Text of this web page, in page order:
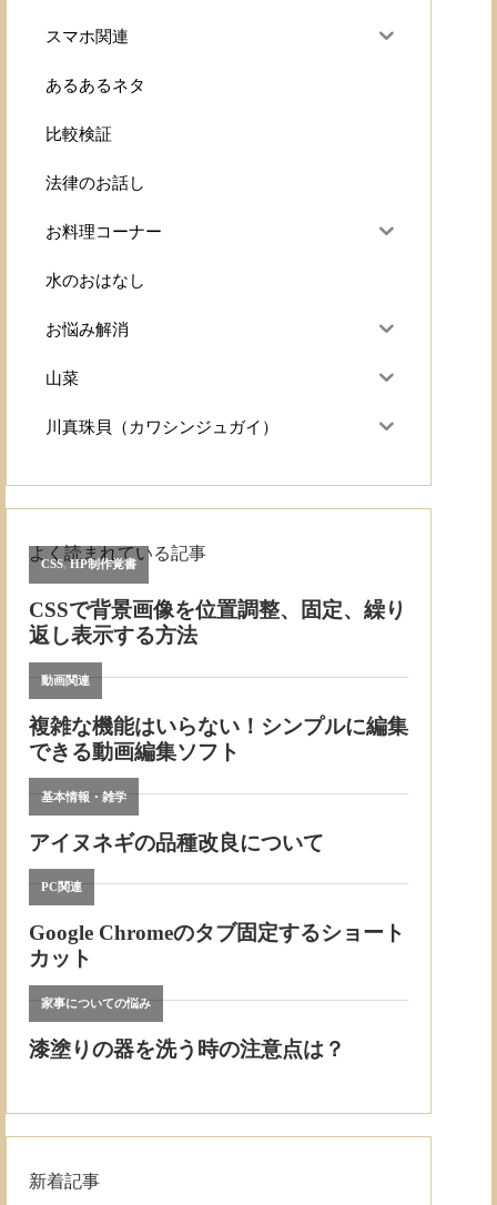
スマホ関連
あるあるネタ
比較検証
法律のお話し
お料理コーナー
水のおはなし
お悩み解消
山菜
川真珠貝（カワシンジュガイ）
よく読まれている記事
新着記事